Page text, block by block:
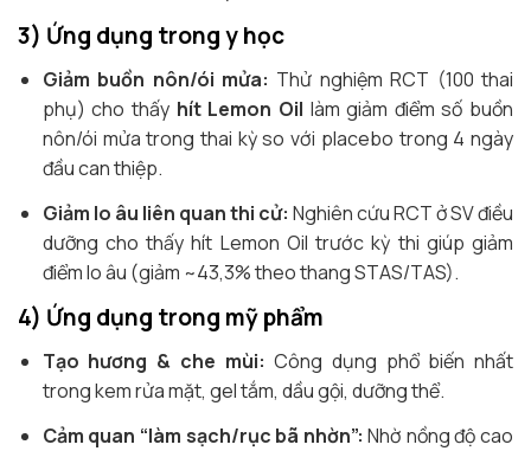
3) Ứng dụng trong y học
Giảm buồn nôn/ói mửa: Thử nghiệm RCT (100 thai
phụ) cho thấy hít Lemon Oil làm giảm điểm số buồn
nôn/ói mửa trong thai kỳ so với placebo trong 4 ngày
đầu can thiệp.
Giảm lo âu liên quan thi cử: Nghiên cứu RCT ở SV điều
dưỡng cho thấy hít Lemon Oil trước kỳ thi giúp giảm
điểm lo âu (giảm ~43,3% theo thang STAS/TAS).
4) Ứng dụng trong mỹ phẩm
Tạo hương & che mùi: Công dụng phổ biến nhất
trong kem rửa mặt, gel tắm, dầu gội, dưỡng thể.
Cảm quan “làm sạch/rục bã nhờn”: Nhờ nồng độ cao